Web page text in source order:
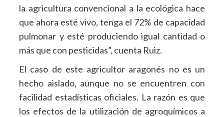
la agricultura convencional a la ecológica hace
que ahora esté vivo, tenga el 72% de capacidad
pulmonar y esté produciendo igual cantidad o
más que con pesticidas”, cuenta Ruiz.
El caso de este agricultor aragonés no es un
hecho aislado, aunque no se encuentren con
facilidad estadísticas oficiales. La razón es que
los efectos de la utilización de agroquímicos a